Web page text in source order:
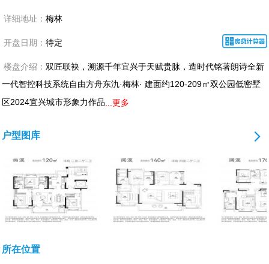
详细地址： 梅林
开盘日期： 待定
楼盘介绍： 双匠联袂，溯源千年宜兴于天赋贵脉，造时代铭著朗诗全新
一代智控科技系统自由方舟东氿·梅林· 建面约120-209㎡双公园低密墅
区2024宜兴城市形象力作品 ...更多
户型图库
所在位置